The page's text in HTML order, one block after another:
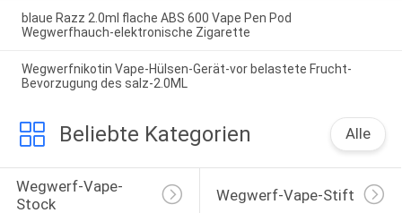
blaue Razz 2.0ml flache ABS 600 Vape Pen Pod
Wegwerfhauch-elektronische Zigarette
Wegwerfnikotin Vape-Hülsen-Gerät-vor belastete Frucht-
Bevorzugung des salz-2.0ML
Beliebte Kategorien Alle
Wegwerf-Vape-
Stock
Wegwerf-Vape-Stift